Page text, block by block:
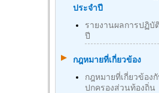
ประจำปี
รายงานผลการปฏิบั
ปี
กฎหมายที่เกี่ยวข้อง
กฎหมายที่เกี่ยวข้อง
ปกครองส่วนท้องถิ่น